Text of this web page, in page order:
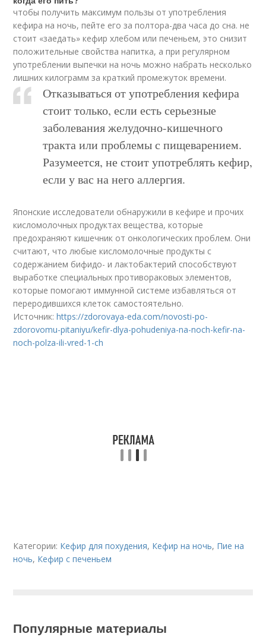
чтобы получить максимум пользы от употребления
кефира на ночь, пейте его за полтора-два часа до сна. не
стоит «заедать» кефир хлебом или печеньем, это снизит
положительные свойства напитка, а при регулярном
употреблении выпечки на ночь можно набрать несколько
лишних килограмм за краткий промежуток времени.
Отказываться от употребления кефира
стоит только, если есть серьезные
заболевания желудочно-кишечного
тракта или проблемы с пищеварением.
Разумеется, не стоит употреблять кефир,
если у вас на него аллергия.
Японские исследователи обнаружили в кефире и прочих
кисломолочных продуктах вещества, которые
предохраняют кишечник от онкологических проблем. Они
считают, что любые кисломолочные продукты с
содержанием бифидо- и лактобактерий способствуют
выработке специальных противораковых элементов,
которые помогают иммунной системе избавляться от
переродившихся клеток самостоятельно.
Источник:https://zdorovaya-eda.com/novosti-po-
zdorovomu-pitaniyu/kefir-dlya-pohudeniya-na-noch-kefir-na-
noch-polza-ili-vred-1-ch
Категории: Кефир для похудения, Кефир на ночь, Пие на
ночь, Кефир с печеньем
Популярные материалы